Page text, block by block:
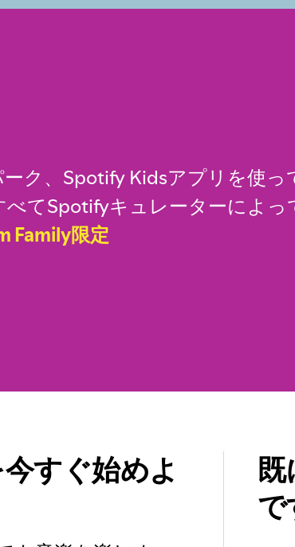
ク、Spotify Kidsアプリを使っ
てSpotifyキュレーターによっ
Family限定
すぐ始めよ
で